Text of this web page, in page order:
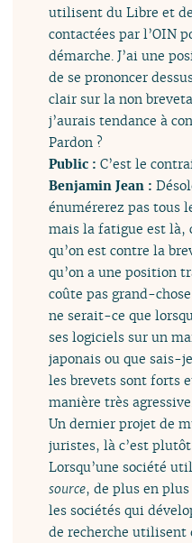
utilisent du Libre et
contactées par l’OIN
démarche. J’ai une
de se prononcer
clair sur la non
j’aurais tendance à
Pardon ?
Public : C’est le
Benjamin Jean :
énumérerez pas tous
mais la fatigue est là,
qu’on est contre la
qu’on a une position
coûte pas grand-
ne serait-ce que
ses logiciels sur un
japonais ou que sais-
les brevets sont forts
manière très
Un dernier projet de
juristes, là c’est
Lorsqu’une société
source, de plus en
les sociétés qui
de recherche utilisent